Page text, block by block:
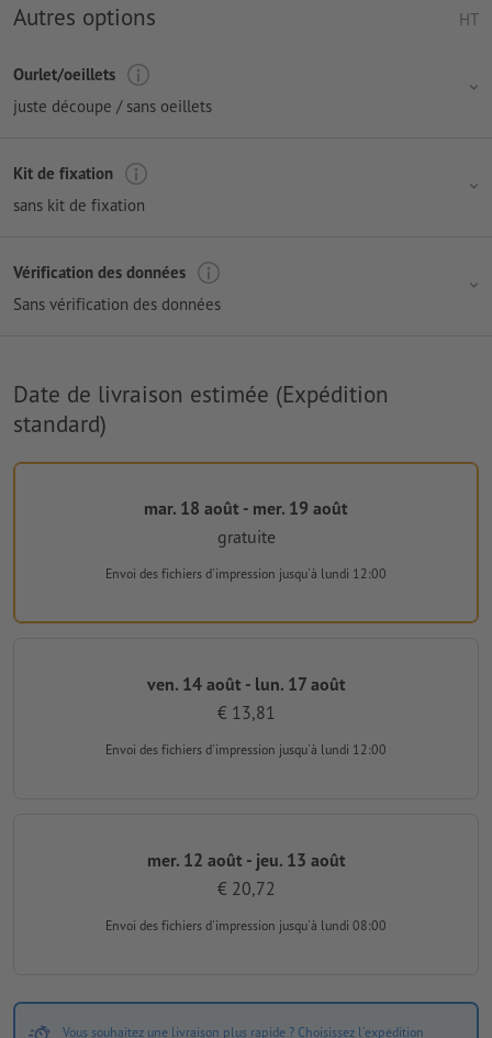
Autres options HT
Ourlet/oeillets
juste découpe / sans oeillets
Kit de fixation
sans kit de fixation
Vérification des données
Sans vérification des données
Date de livraison estimée (Expédition
standard)
mar. 18 août - mer. 19 août
gratuite
Envoi des fichiers d'impression jusqu'à lundi 12:00
ven. 14 août - lun. 17 août
€ 13,81
Envoi des fichiers d'impression jusqu'à lundi 12:00
mer. 12 août - jeu. 13 août
€ 20,72
Envoi des fichiers d'impression jusqu'à lundi 08:00
Vous souhaitez une livraison plus rapide ? Choisissez l'expédition